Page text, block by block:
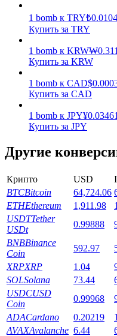
Высокая прибыль и
Launchpool
1 bomb к TRY₺
Купить за TRY
1 bomb к KRW₩
Купить за KRW
1 bomb к CAD$
Купить за CAD
1 bomb к JPY¥0.03461
Купить за JPY
Другие
Крипто USD
BTCBitcoin 64,724.06
ETHEthereum 1,911.98
USDTTether
USDt
0.99888
BNBBinance
Coin
592.97
XRPXRP 1.04
SOLSolana 73.44
USDCUSD
Coin
0.99968
ADACardano 0.20219
AVAXAvalanche 6.44